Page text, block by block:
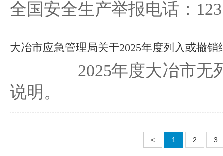
全国安全生产举报电话：
大冶市应急管理局关于2025年度列入或撤销
2025年度大冶市无列入
说明。
< 1 2 3